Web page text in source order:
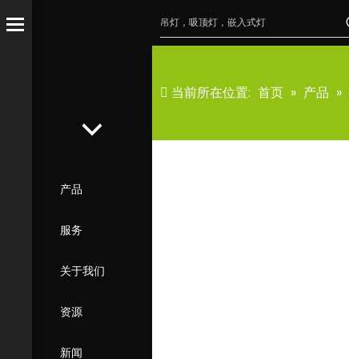
产品
服务
关于我们
资源
新闻
当前所在位置: 首页 » 产品 »